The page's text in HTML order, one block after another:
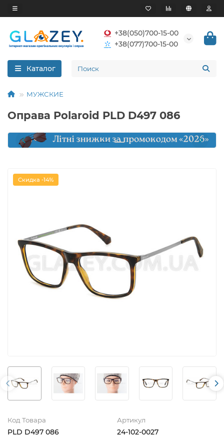
+38(050)700-15-00
+38(077)700-15-00
Каталог
МУЖСКИЕ
Оправа Polaroid PLD D497 086
Скидка -14%
Код Товара
PLD D497 086
Артикул
24-102-0027